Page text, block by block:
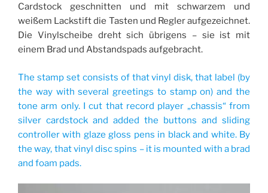
Cardstock geschnitten und mit schwarzem und
weißem Lackstift die Tasten und Regler aufgezeichnet.
Die Vinylscheibe dreht sich übrigens – sie ist mit
einem Brad und Abstandspads aufgebracht.
The stamp set consists of that vinyl disk, that label (by
the way with several greetings to stamp on) and the
tone arm only. I cut that record player „chassis“ from
silver cardstock and added the buttons and sliding
controller with glaze gloss pens in black and white. By
the way, that vinyl disc spins – it is mounted with a brad
and foam pads.